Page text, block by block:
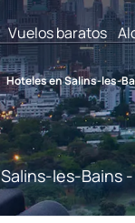
Vuelos baratos
Hoteles en Salins-les-
Salins-les-Bains